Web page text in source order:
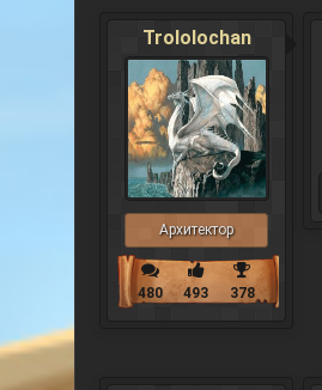
Trololochan
Архитектор
480 493 378